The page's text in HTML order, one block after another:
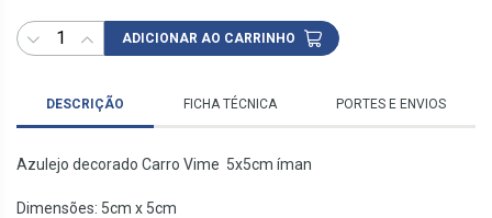
ADICIONAR AO CARRINHO
DESCRIÇÃO FICHA TÉCNICA PORTES E ENVIOS
Azulejo decorado Carro Vime 5x5cm íman
Dimensões: 5cm x 5cm